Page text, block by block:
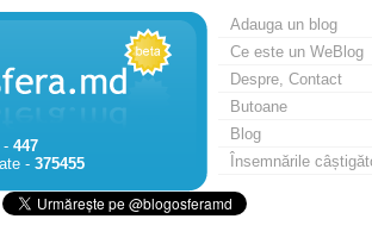
- 447
- 375455
Adauga un blog
Ce este un WeBlog
Despre, Contact
Butoane
Blog
Însemnările